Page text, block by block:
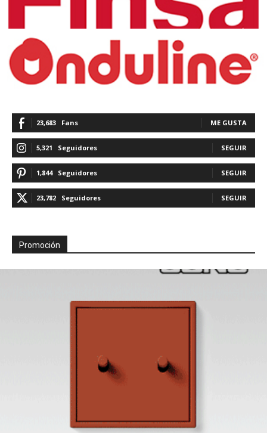
23,683 Fans ME GUSTA
5,321 Seguidores SEGUIR
1,844 Seguidores SEGUIR
23,782 Seguidores SEGUIR
Promoción